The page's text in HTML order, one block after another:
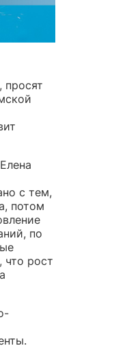
просят
с тем,
потом
по
что рост